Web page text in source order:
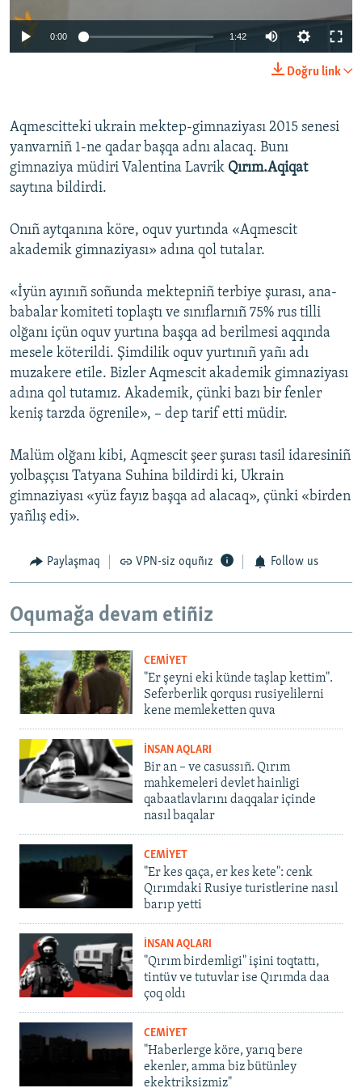
Русский
Українською
RFE/RS bütün saytları
0:00 1:42
Doğru link
Aqmescitteki ukrain mektep-gimnaziyası 2015 senesi
yanvarniñ 1-ne qadar başqa adnı alacaq. Bunı
gimnaziya müdiri Valentina Lavrik Qırım.Aqiqat
saytına bildirdi.
Onıñ aytqanına köre, oquv yurtında «Aqmescit
akademik gimnaziyası» adına qol tutalar.
«İyün ayınıñ soñunda mektepniñ terbiye şurası, ana-
babalar komiteti toplaştı ve sınıflarnıñ 75% rus tilli
olğanı içün oquv yurtına başqa ad berilmesi aqqında
mesele köterildi. Şimdilik oquv yurtınıñ yañı adı
muzakere etile. Bizler Aqmescit akademik gimnaziyası
adına qol tutamız. Akademik, çünki bazı bir fenler
keniş tarzda ögrenile», – dep tarif etti müdir.
Malüm olğanı kibi, Aqmescit şeer şurası tasil idaresiniñ
yolbaşçısı Tatyana Suhina bildirdi ki, Ukrain
gimnaziyası «yüz fayız başqa ad alacaq», çünki «birden
yañlış edi».
Paylaşmaq VPN-siz oquñız Follow us
Oqumağa devam etiñiz
CEMİYET
"Er şeyni eki künde taşlap kettim".
Seferberlik qorqusı rusiyelilerni
kene memleketten quva
İNSAN AQLARI
Bir an – ve casussıñ. Qırım
mahkemeleri devlet hainligi
qabaatlavlarını daqqalar içinde
nasıl baqalar
CEMİYET
"Er kes qaça, er kes kete": cenk
Qırımdaki Rusiye turistlerine nasıl
barıp yetti
İNSAN AQLARI
"Qırım birdemligi" işini toqtattı,
tintüv ve tutuvlar ise Qırımda daa
çoq oldı
CEMİYET
"Haberlerge köre, yarıq bere
ekenler, amma biz bütünley
ekektriksizmiz"